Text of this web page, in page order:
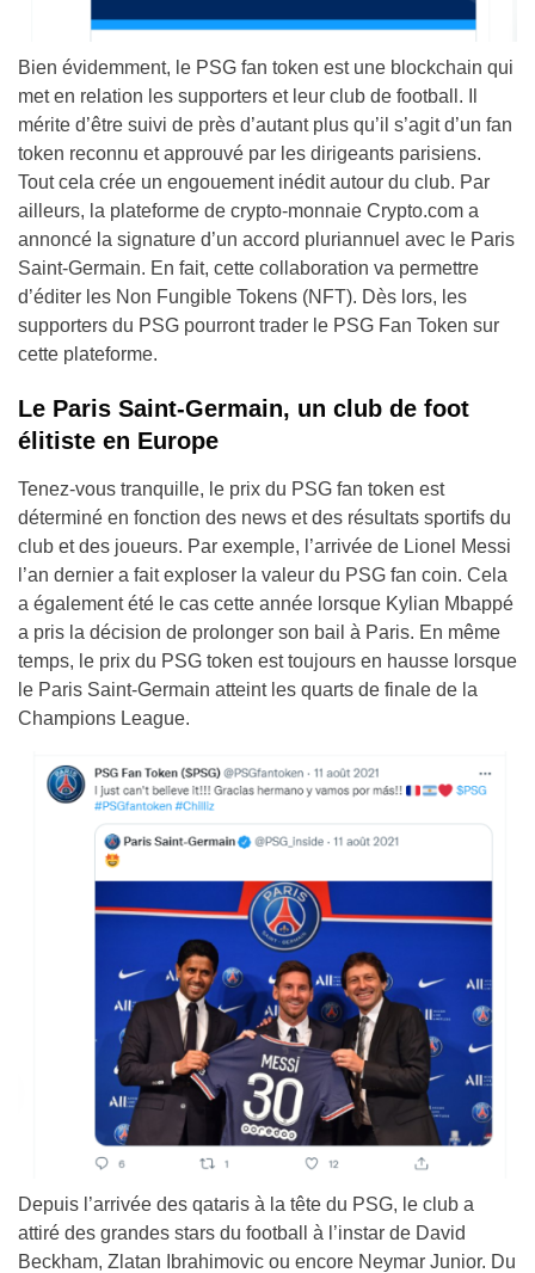
Bien évidemment, le PSG fan token est une blockchain qui
met en relation les supporters et leur club de football. Il
mérite d’être suivi de près d’autant plus qu’il s’agit d’un fan
token reconnu et approuvé par les dirigeants parisiens.
Tout cela crée un engouement inédit autour du club. Par
ailleurs, la plateforme de crypto-monnaie Crypto.com a
annoncé la signature d’un accord pluriannuel avec le Paris
Saint-Germain. En fait, cette collaboration va permettre
d’éditer les Non Fungible Tokens (NFT). Dès lors, les
supporters du PSG pourront trader le PSG Fan Token sur
cette plateforme.
Le Paris Saint-Germain, un club de foot
élitiste en Europe
Tenez-vous tranquille, le prix du PSG fan token est
déterminé en fonction des news et des résultats sportifs du
club et des joueurs. Par exemple, l’arrivée de Lionel Messi
l’an dernier a fait exploser la valeur du PSG fan coin. Cela
a également été le cas cette année lorsque Kylian Mbappé
a pris la décision de prolonger son bail à Paris. En même
temps, le prix du PSG token est toujours en hausse lorsque
le Paris Saint-Germain atteint les quarts de finale de la
Champions League.
Depuis l’arrivée des qataris à la tête du PSG, le club a
attiré des grandes stars du football à l’instar de David
Beckham, Zlatan Ibrahimovic ou encore Neymar Junior. Du